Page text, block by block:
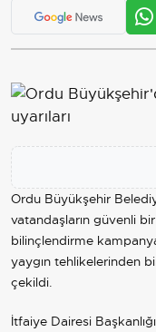
Ordu Büyükşehir
vatandaşların güvenli
bilinçlendirme
yaygın tehlikelerinden
çekildi.
İtfaiye Dairesi